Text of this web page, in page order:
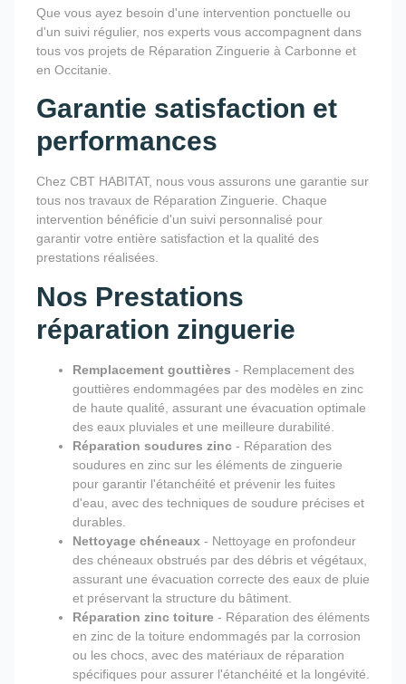
Que vous ayez besoin d'une intervention ponctuelle ou
d'un suivi régulier, nos experts vous accompagnent dans
tous vos projets de Réparation Zinguerie à Carbonne et
en Occitanie.
Garantie satisfaction et
performances
Chez CBT HABITAT, nous vous assurons une garantie sur
tous nos travaux de Réparation Zinguerie. Chaque
intervention bénéficie d'un suivi personnalisé pour
garantir votre entière satisfaction et la qualité des
prestations réalisées.
Nos Prestations
réparation zinguerie
Remplacement gouttières - Remplacement des
gouttières endommagées par des modèles en zinc
de haute qualité, assurant une évacuation optimale
des eaux pluviales et une meilleure durabilité.
Réparation soudures zinc - Réparation des
soudures en zinc sur les éléments de zinguerie
pour garantir l'étanchéité et prévenir les fuites
d'eau, avec des techniques de soudure précises et
durables.
Nettoyage chéneaux - Nettoyage en profondeur
des chéneaux obstrués par des débris et végétaux,
assurant une évacuation correcte des eaux de pluie
et préservant la structure du bâtiment.
Réparation zinc toiture - Réparation des éléments
en zinc de la toiture endommagés par la corrosion
ou les chocs, avec des matériaux de réparation
spécifiques pour assurer l'étanchéité et la longévité.